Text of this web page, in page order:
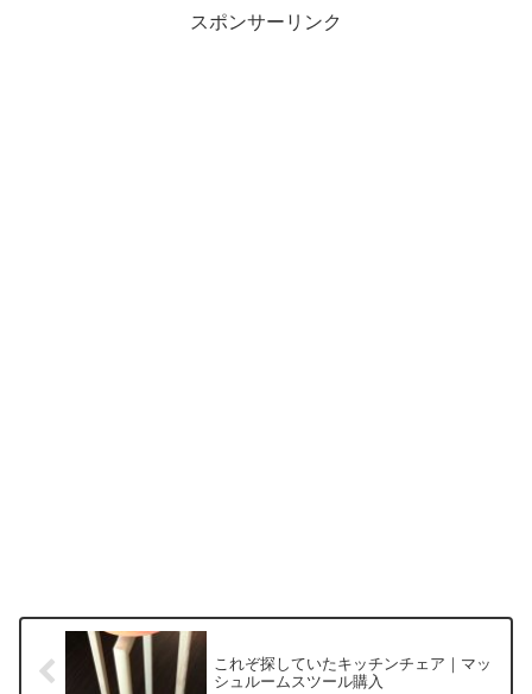
スポンサーリンク
これぞ探していたキッチンチェア｜マッ
シュルームスツール購入